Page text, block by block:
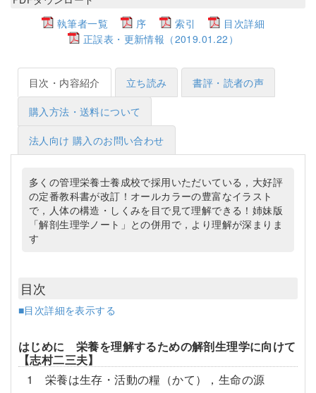
執筆者一覧
序 索引
目次詳細
正誤表・更新情報（2019.01.22）
目次・内容紹介 立ち読み 書評・読者の声
購入方法・送料について
法人向け 購入のお問い合わせ
多くの管理栄養士養成校で採用いただいている，大好評
の定番教科書が改訂！オールカラーの豊富なイラスト
で，人体の構造・しくみを目で見て理解できる！姉妹版
「解剖生理学ノート」との併用で，より理解が深まりま
す
目次
■目次詳細を表示する
はじめに 栄養を理解するための解剖生理学に向けて
【志村二三夫】
1 栄養は生存・活動の糧（かて），生命の源